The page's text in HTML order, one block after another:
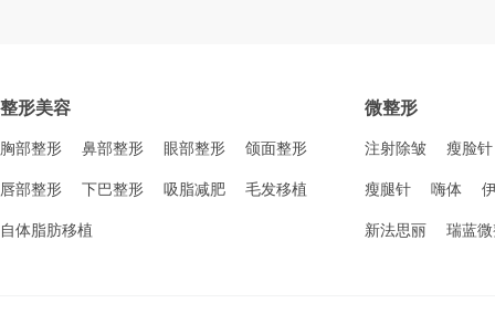
整形美容
胸部整形 鼻部整形 眼部整形 颌面整形
唇部整形 下巴整形 吸脂减肥 毛发移植
自体脂肪移植
微整形
注射除皱 瘦脸针
瘦腿针 嗨体
新法思丽 瑞蓝